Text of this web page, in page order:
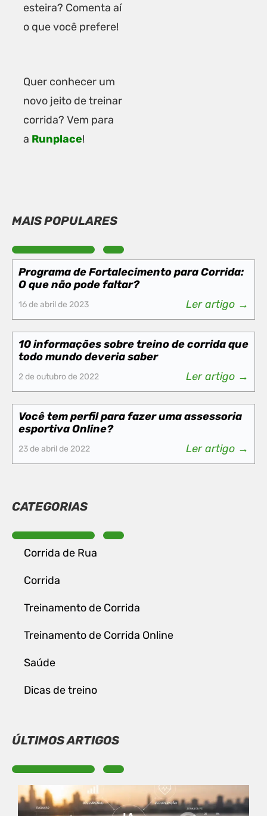
esteira? Comenta aí
o que você prefere!
Quer conhecer um
novo jeito de treinar
corrida? Vem para
a Runplace!
MAIS POPULARES
Programa de Fortalecimento para Corrida:
O que não pode faltar?
16 de abril de 2023 Ler artigo →
10 informações sobre treino de corrida que
todo mundo deveria saber
2 de outubro de 2022 Ler artigo →
Você tem perfil para fazer uma assessoria
esportiva Online?
23 de abril de 2022 Ler artigo →
CATEGORIAS
Corrida de Rua
Corrida
Treinamento de Corrida
Treinamento de Corrida Online
Saúde
Dicas de treino
ÚLTIMOS ARTIGOS